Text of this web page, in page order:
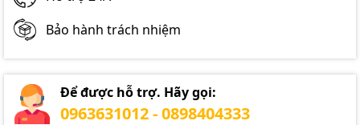
Bảo hành trách nhiệm
Để được hỗ trợ. Hãy gọi:
0963631012 - 0898404333